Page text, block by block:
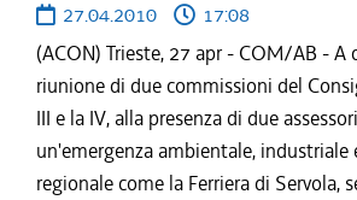
27.04.2010
17:08
(ACON) Trieste, 27 apr - COM/AB - A
riunione di due commissioni del
III e la IV, alla presenza di due
un'emergenza ambientale, industriale
regionale come la Ferriera di Servola,